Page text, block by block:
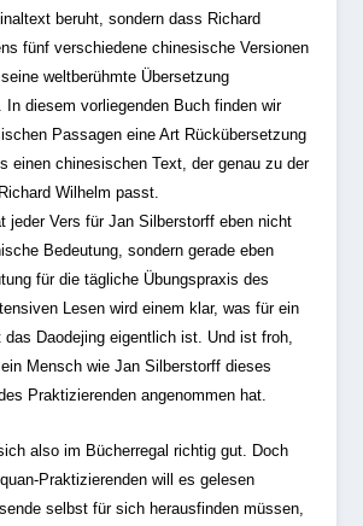
beruht, sondern dass Richard
fünf verschiedene chinesische Versionen
weltberühmte Übersetzung
In diesem vorliegenden Buch finden wir
Passagen eine Art Rückübersetzung
einen chinesischen Text, der genau zu der
Wilhelm passt.
jeder Vers für Jan Silberstorff eben nicht
Bedeutung, sondern gerade eben
für die tägliche Übungspraxis des
Lesen wird einem klar, was für ein
das Daodejing eigentlich ist. Und ist froh,
Mensch wie Jan Silberstorff dieses
Praktizierenden angenommen hat.
also im Bücherregal richtig gut. Doch
Praktizierenden will es gelesen
selbst für sich herausfinden müssen,